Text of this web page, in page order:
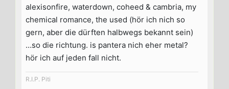
alexisonfire, waterdown, coheed & cambria, my
chemical romance, the used (hör ich nich so
gern, aber die dürften halbwegs bekannt sein)
…so die richtung. is pantera nich eher metal?
hör ich auf jeden fall nicht.
R.I.P. Piti